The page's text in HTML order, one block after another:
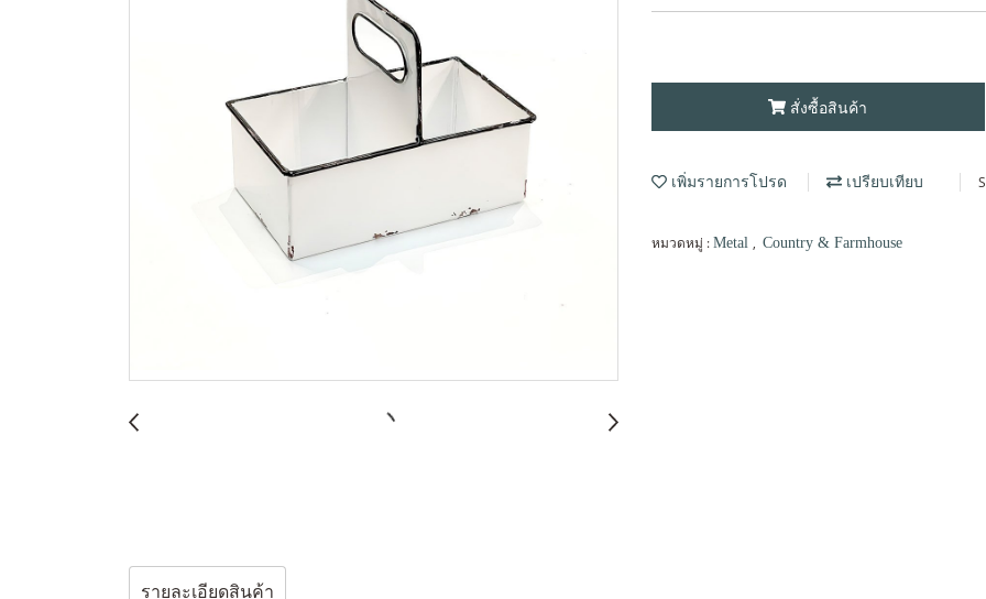
สั่งซื้อสินค้า
เพิ่มรายการโปรด เปรียบเทียบ
หมวดหมู่ : Metal , Country & Farmhouse
รายละเอียดสินค้า